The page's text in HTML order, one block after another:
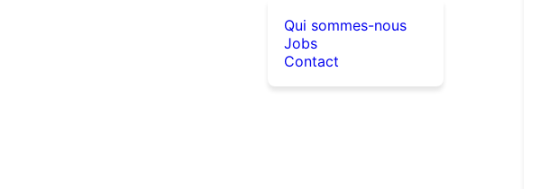
Qui sommes-nous
Jobs
Contact